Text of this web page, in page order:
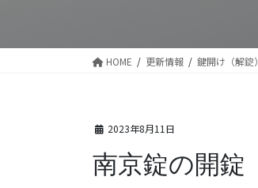
HOME 更新情報 鍵開け（解錠）
2023年8月11日
南京錠の開錠